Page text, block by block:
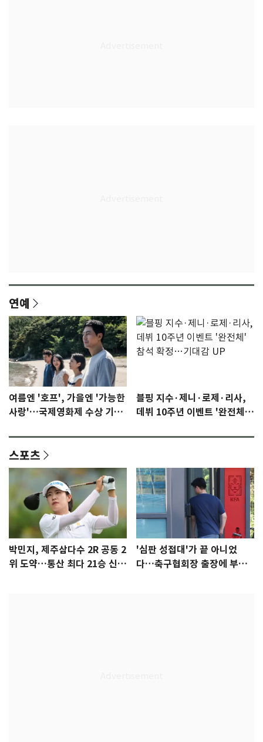
연예
여름엔 '호프', 가을엔 '가능한
사랑'…국제영화제 수상 기대
블핑 지수·제니·로제·리사,
데뷔 10주년 이벤트 '완전체'
스포츠
박민지, 제주삼다수 2R 공동 2
위 도약…통산 최다 21승 신기
'심판 성접대'가 끝 아니었
다…축구협회장 출장에 부인